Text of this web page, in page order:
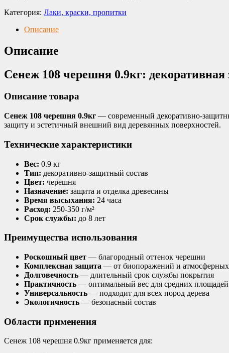
Категория: Лаки, краски, пропитки
Описание
Описание
Сенеж 108 черешня 0.9кг:
Описание товара
Сенеж 108 черешня 0.9кг — современный декоративно-
защиту и эстетичный внешний вид деревянных поверхностей.
Технические характеристики
Вес: 0.9 кг
Тип: декоративно-защитный состав
Цвет: черешня
Назначение: защита и отделка древесины
Время высыхания: 24 часа
Расход: 250-350 г/м²
Срок службы: до 8 лет
Преимущества использования
Роскошный цвет — благородный оттенок черешни
Комплексная защита — от биопоражений и атмосферных
Долговечность — длительный срок службы покрытия
Практичность — оптимальный вес для средних площадей
Универсальность — подходит для всех пород дерева
Экологичность — безопасный состав
Области применения
Сенеж 108 черешня 0.9кг применяется для: